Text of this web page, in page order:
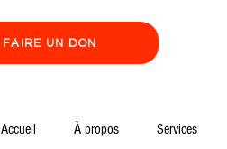
FAIRE UN DON
Accueil À propos Services